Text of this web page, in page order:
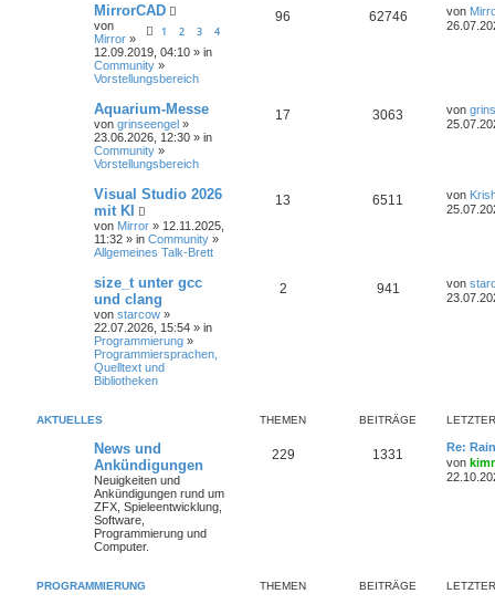
MirrorCAD
1 2 3 4
von
Mirror »
12.09.2019, 04:10 » in
Community »
Vorstellungsbereich
96 62746 von
Aquarium-Messe
von grinseengel »
23.06.2026, 12:30 » in
Community »
Vorstellungsbereich
17 3063 von
Visual Studio 2026
mit KI
von Mirror » 12.11.2025,
11:32 » in Community »
Allgemeines Talk-Brett
13 6511 von
size_t unter gcc
und clang
von starcow »
22.07.2026, 15:54 » in
Programmierung »
Programmiersprachen,
Quelltext und
Bibliotheken
2 941 von
AKTUELLES THEMEN BEITRÄGE
News und
Ankündigungen
Neuigkeiten und
Ankündigungen rund um
ZFX, Spieleentwicklung,
Software,
Programmierung und
Computer.
229 1331
Re:
von
PROGRAMMIERUNG THEMEN BEITRÄGE